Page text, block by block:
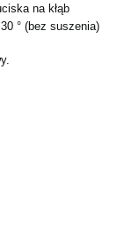
na kłąb
° (bez suszenia)